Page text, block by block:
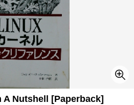
A Nutshell [Paperback]